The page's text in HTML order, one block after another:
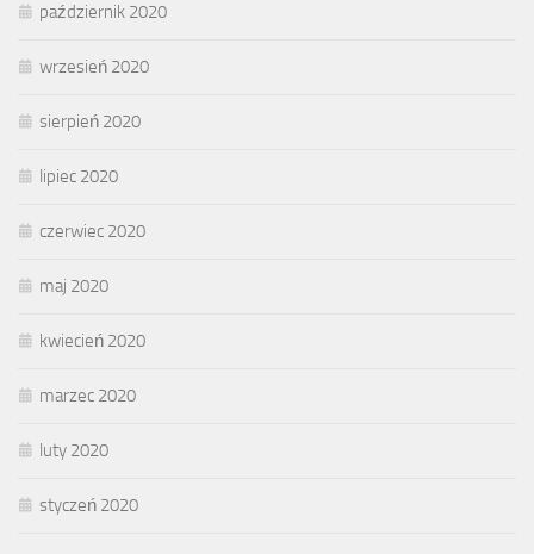
październik 2020
wrzesień 2020
sierpień 2020
lipiec 2020
czerwiec 2020
maj 2020
kwiecień 2020
marzec 2020
luty 2020
styczeń 2020